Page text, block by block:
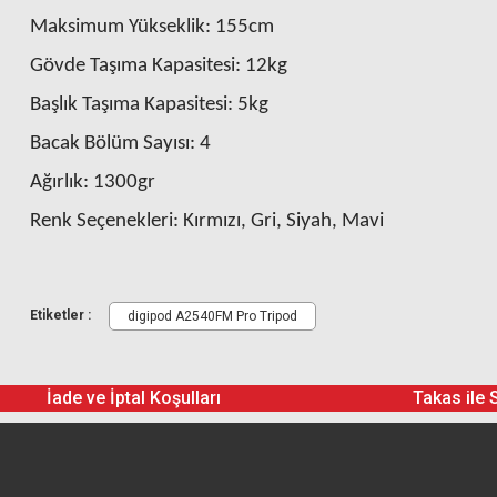
Maksimum Yükseklik: 155cm
Gövde Taşıma Kapasitesi: 12kg
Başlık Taşıma Kapasitesi: 5kg
Bacak Bölüm Sayısı: 4
Ağırlık: 1300gr
Renk Seçenekleri: Kırmızı, Gri, Siyah, Mavi
Etiketler : digipod A2540FM Pro Tripod
İade ve İptal Koşulları Takas ile